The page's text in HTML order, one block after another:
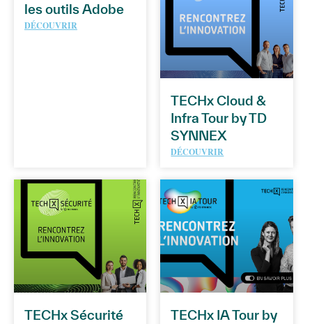
les outils Adobe
DÉCOUVRIR
TECHx Cloud &
Infra Tour by TD
SYNNEX
DÉCOUVRIR
TECHx Sécurité
TECHx IA Tour by